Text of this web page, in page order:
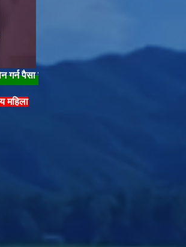
नम्बर १००/१०४ मा फोन गरी तुरुन्त
महिला